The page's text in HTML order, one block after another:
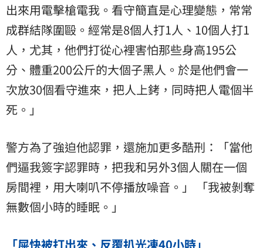
出來用電擊槍電我。看守簡直是心理變態，常常
成群結隊圍毆。經常是8個人打1人、10個人打1
人，尤其，他們打從心裡害怕那些身高195公
分、體重200公斤的大個子黑人。於是他們會一
次放30個看守進來，把人上銬，同時把人電個半
死。」
警方為了強迫他認罪，還施加更多酷刑：「當他
們逼我簽字認罪時，把我和另外3個人關在一個
房間裡，用大喇叭不停播放噪音。」 「我被剝奪
無數個小時的睡眠。」
「屎快被打出來、反覆扒光凍40小時」